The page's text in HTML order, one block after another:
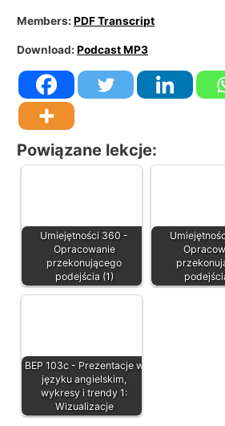
Members:PDF Transcript
Download:Podcast MP3
Powiązane lekcje:
Umiejętności 360 -
Opracowanie
przekonującego
podejścia (1)
BEP 103c - Prezentacje w
języku angielskim,
wykresy i trendy 1:
Wizualizacje